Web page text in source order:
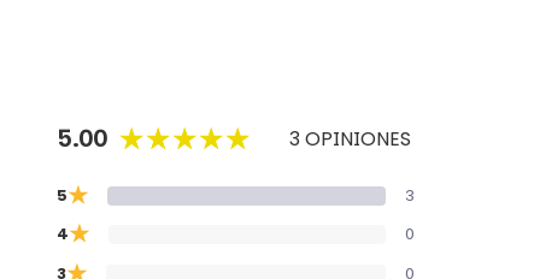
5.00 3 OPINIONES
5★
3
4★
0
3
0